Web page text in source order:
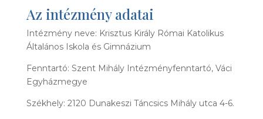
Az intézmény adatai
Intézmény neve: Krisztus Király Római Katolikus
Általános Iskola és Gimnázium
Fenntartó: Szent Mihály Intézményfenntartó, Váci
Egyházmegye
Székhely: 2120 Dunakeszi Táncsics Mihály utca 4-6.